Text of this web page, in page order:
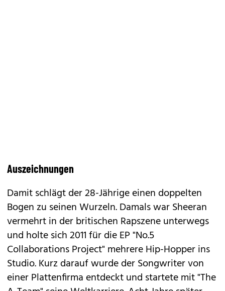
Auszeichnungen
Damit schlägt der 28-Jährige einen doppelten
Bogen zu seinen Wurzeln. Damals war Sheeran
vermehrt in der britischen Rapszene unterwegs
und holte sich 2011 für die EP "No.5
Collaborations Project" mehrere Hip-Hopper ins
Studio. Kurz darauf wurde der Songwriter von
einer Plattenfirma entdeckt und startete mit "The